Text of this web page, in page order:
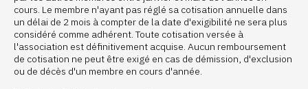
cours. Le membre n'ayant pas réglé sa cotisation annuelle dans
un délai de 2 mois à compter de la date d'exigibilité ne sera plus
considéré comme adhérent. Toute cotisation versée à
l'association est définitivement acquise. Aucun remboursement
de cotisation ne peut être exigé en cas de démission, d'exclusion
ou de décès d'un membre en cours d'année.